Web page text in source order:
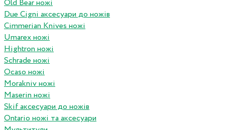
Old Bear ножі
Due Cigni аксесуари до ножів
Cimmerian Knives ножі
Umarex ножі
Hightron ножі
Schrade ножі
Ocaso ножі
Morakniv ножі
Maserin ножі
Skif аксесуари до ножів
Ontario ножі та аксесуари